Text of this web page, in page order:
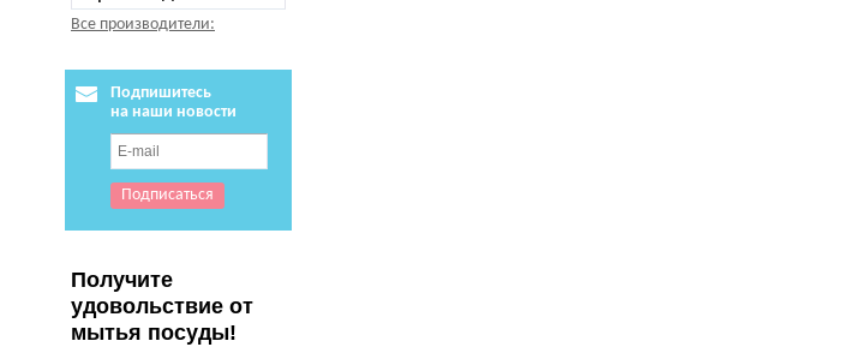
Все производители:
Подпишитесь
на наши новости
Получите
удовольствие от
мытья посуды!